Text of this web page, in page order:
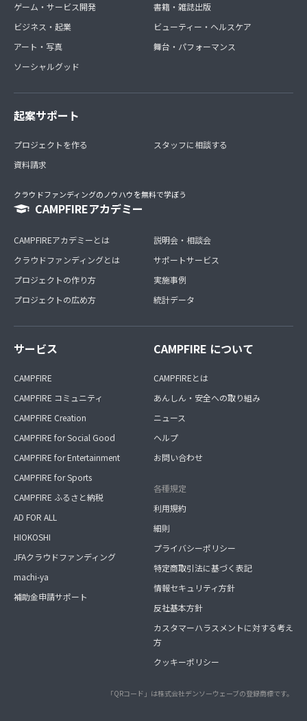
ゲーム・サービス開発
ビジネス・起業
アート・写真
ソーシャルグッド
書籍・雑誌出版
ビューティー・ヘルスケア
舞台・パフォーマンス
起案サポート
プロジェクトを作る
資料請求
スタッフに相談する
クラウドファンディングのノウハウを無料で学ぼう
CAMPFIREアカデミー
CAMPFIREアカデミーとは
クラウドファンディングとは
プロジェクトの作り方
プロジェクトの広め方
説明会・相談会
サポートサービス
実施事例
統計データ
サービス
CAMPFIRE
CAMPFIRE コミュニティ
CAMPFIRE Creation
CAMPFIRE for Social Good
CAMPFIRE for Entertainment
CAMPFIRE for Sports
CAMPFIRE ふるさと納税
AD FOR ALL
HIOKOSHI
JFAクラウドファンディング
machi-ya
補助金申請サポート
CAMPFIRE について
CAMPFIREとは
あんしん・安全への取り組み
ニュース
ヘルプ
お問い合わせ
各種規定
利用規約
細則
プライバシーポリシー
特定商取引法に基づく表記
情報セキュリティ方針
反社基本方針
カスタマーハラスメントに対する考え
方
クッキーポリシー
「QRコード」は株式会社デンソーウェーブの登録商標です。